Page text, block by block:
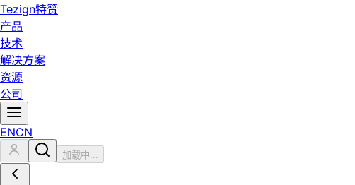
Tezign特赞
产品
技术
解决方案
资源
公司
ENCN
加载中...